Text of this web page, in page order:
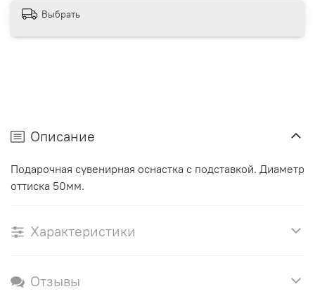
Выбрать
Описание
Подарочная сувенирная оснастка с подставкой. Диаметр
оттиска 50мм.
Характеристики
Отзывы